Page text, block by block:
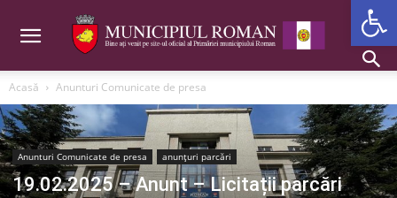
Acasă Anunturi Comunicate de presa
Anunturi Comunicate de presa anunțuri parcări
19.02.2025 – Anunt – Licitații parcări